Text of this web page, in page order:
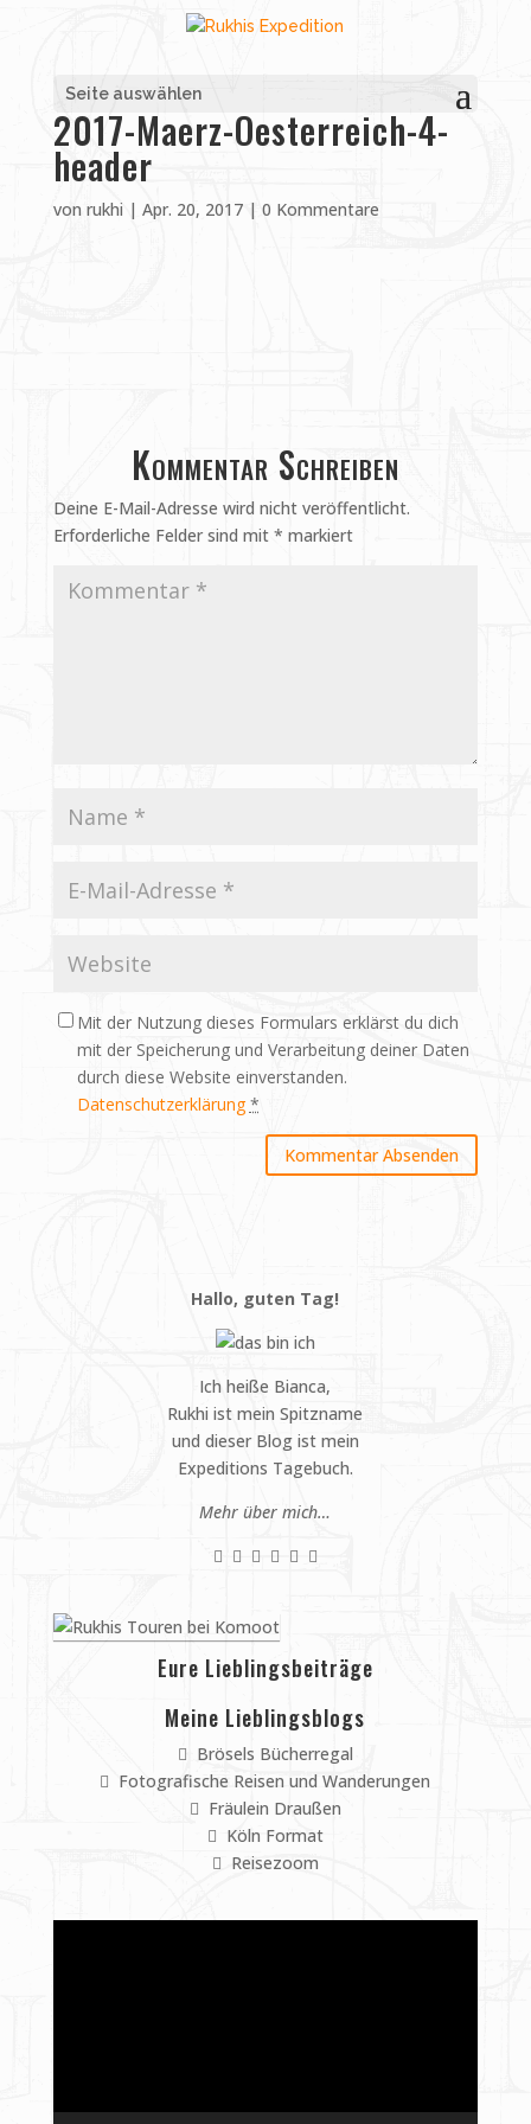
Seite auswählen
2017-Maerz-Oesterreich-4-
header
von rukhi | Apr. 20, 2017| 0 Kommentare
Kommentar Schreiben
Deine E-Mail-Adresse wird nicht veröffentlicht.
Erforderliche Felder sind mit * markiert
Mit der Nutzung dieses Formulars erklärst du dich
mit der Speicherung und Verarbeitung deiner Daten
durch diese Website einverstanden.
Datenschutzerklärung *
Hallo, guten Tag!
Ich heiße Bianca,
Rukhi ist mein Spitzname
und dieser Blog ist mein
Expeditions Tagebuch.
Mehr über mich…
Eure Lieblingsbeiträge
Meine Lieblingsblogs
Brösels Bücherregal
Fotografische Reisen und Wanderungen
Fräulein Draußen
Köln Format
Reisezoom